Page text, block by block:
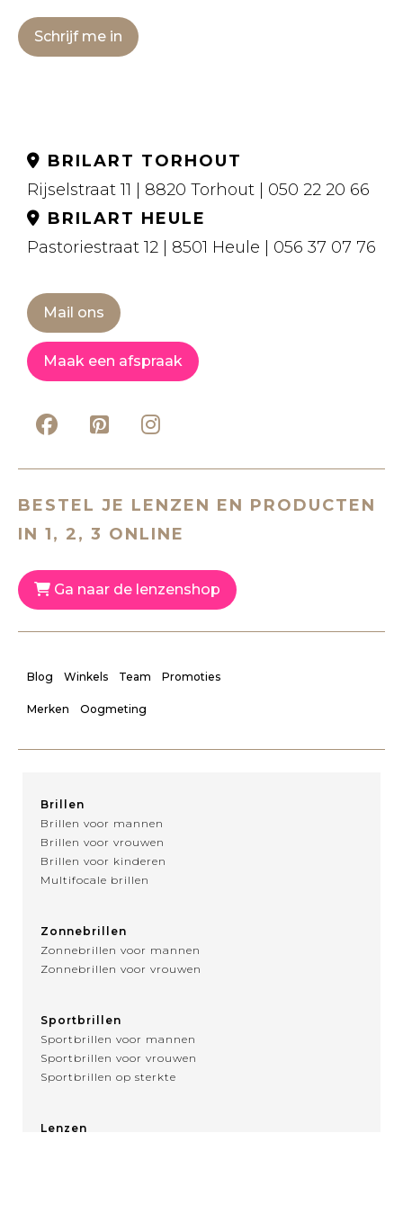
Schrijf me in
BRILART TORHOUT
Rijselstraat 11 | 8820 Torhout | 050 22 20 66
BRILART HEULE
Pastoriestraat 12 | 8501 Heule | 056 37 07 76
Mail ons
Maak een afspraak
BESTEL JE LENZEN EN PRODUCTEN
IN 1, 2, 3 ONLINE
Ga naar de lenzenshop
Blog Winkels Team Promoties
Merken Oogmeting
Brillen
Brillen voor mannen
Brillen voor vrouwen
Brillen voor kinderen
Multifocale brillen
Zonnebrillen
Zonnebrillen voor mannen
Zonnebrillen voor vrouwen
Sportbrillen
Sportbrillen voor mannen
Sportbrillen voor vrouwen
Sportbrillen op sterkte
Lenzen